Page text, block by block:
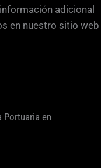
adicional
en nuestro sitio web
Portuaria en